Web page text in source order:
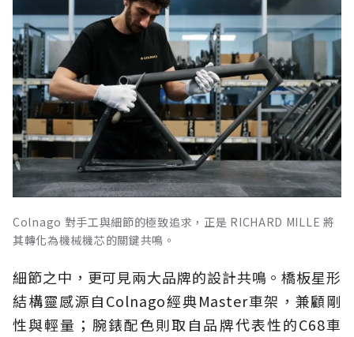
Colnago 對手工與細節的極致追求，正是 RICHARD MILLE 將
其轉化為機械機芯的關鍵共鳴。
細節之中，更可見兩大品牌的設計共鳴。橋板星形
結構靈感源自Colnago經典Master車架，兼顧剛
性與輕量；腕錶配色則取自品牌代表性的C68車